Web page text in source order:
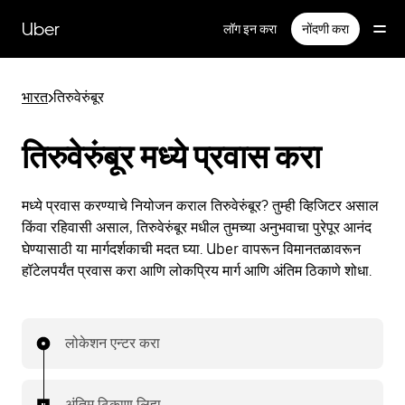
सामग्रीवरUber लॉग इन करा नोंदणी करा
भारत>तिरुवेरुंबूर
तिरुवेरुंबूर मध्ये प्रवास करा
मध्ये प्रवास करण्याचे नियोजन कराल तिरुवेरुंबूर? तुम्ही व्हिजिटर असाल
किंवा रहिवासी असाल, तिरुवेरुंबूर मधील तुमच्या अनुभवाचा पुरेपूर आनंद
घेण्यासाठी या मार्गदर्शकाची मदत घ्या. Uber वापरून विमानतळावरून
हॉटेलपर्यंत प्रवास करा आणि लोकप्रिय मार्ग आणि अंतिम ठिकाणे शोधा.
लोकेशन एन्टर करा